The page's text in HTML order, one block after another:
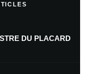
DU PLACARD